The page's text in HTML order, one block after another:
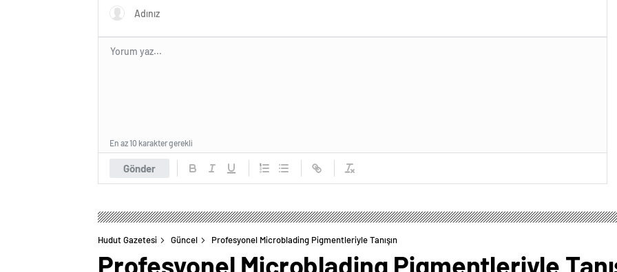
Gönder
En az 10 karakter gerekli
Hudut Gazetesi Güncel Profesyonel Microblading Pigmentleriyle Tanışın
Profesyonel Microblading Pigmentleriyle